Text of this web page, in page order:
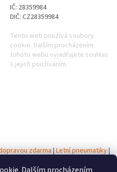
IČ: 28359984
DIČ: CZ28359984
Tento web používá soubory
cookie. Dalším procházením
tohoto webu vyjadřujete souhlas
s jejich používáním.
zdarma|Letní pneumatiky|